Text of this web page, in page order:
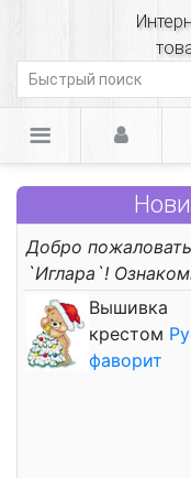
Добро
`Иглара`!
Вышивка
крестом
фаворит